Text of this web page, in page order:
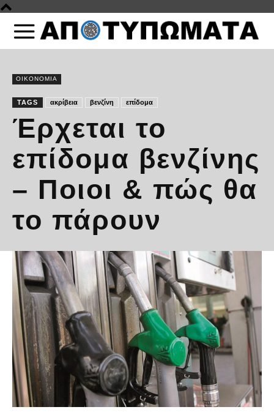
ΟΙΚΟΝΟΜΙΑ
TAGS ακρίβεια βενζίνη επίδομα
Έρχεται το
επίδομα βενζίνης
– Ποιοι & πώς θα
το πάρουν